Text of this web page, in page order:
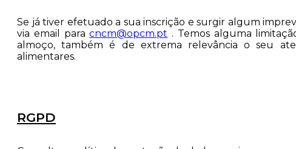
Se já tiver efetuado a sua inscrição e surgir algum
via email paracncm@opcm.pt . Temos alguma
almoço, também é de extrema relevância o seu
alimentares.
RGPD